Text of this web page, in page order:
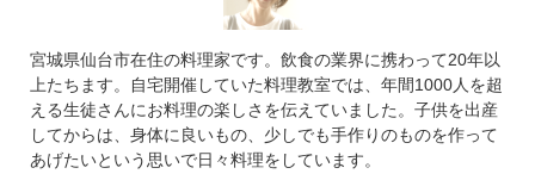
宮城県仙台市在住の料理家です。飲食の業界に携わって20年以
上たちます。自宅開催していた料理教室では、年間1000人を超
える生徒さんにお料理の楽しさを伝えていました。子供を出産
してからは、身体に良いもの、少しでも手作りのものを作って
あげたいという思いで日々料理をしています。